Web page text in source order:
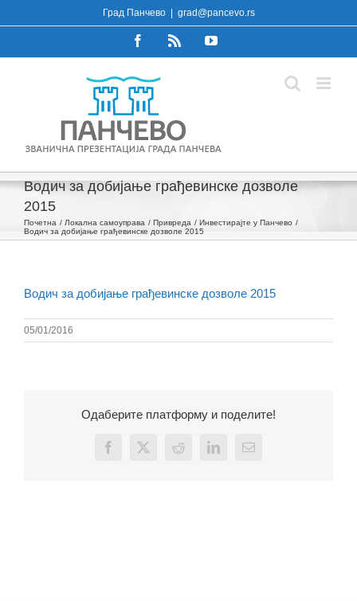
to
Град Панчево grad@pancevo.rs
FacebookRss YouTube
Водич за добијање грађевинске дозволе
2015
Почетна Локална самоуправа Привреда
Инвестирајте у Панчево
Водич за добијање грађевинске дозволе 2015
Водич за добијање грађевинске дозволе 2015
05/01/2016
Одаберите платформу и поделите!
Facebook
X Reddit LinkedInEmail